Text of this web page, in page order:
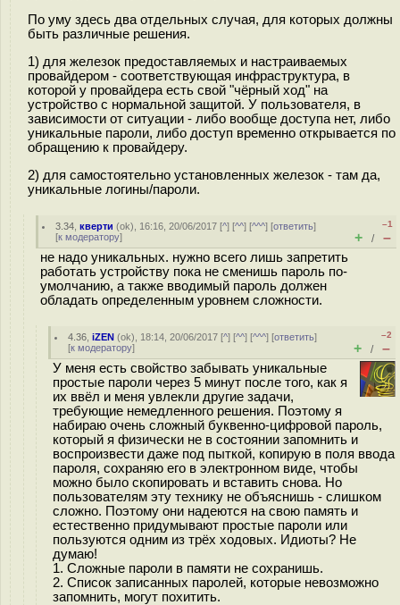
По уму здесь два отдельных случая, для которых должны
быть различные решения.
1) для железок предоставляемых и настраиваемых
провайдером - соответствующая инфраструктура, в
которой у провайдера есть свой "чёрный ход" на
устройство с нормальной защитой. У пользователя, в
зависимости от ситуации - либо вообще доступа нет, либо
уникальные пароли, либо доступ временно открывается по
обращению к провайдеру.
2) для самостоятельно установленных железок - там да,
уникальные логины/пароли.
3.34 ,кверти (ok), 16:16, 20/06/2017 [^] [^^] [^^^] [ответить]
[к модератору]
–1
+ / –
не надо уникальных. нужно всего лишь запретить
работать устройству пока не сменишь пароль по-
умолчанию, а также вводимый пароль должен
обладать определенным уровнем сложности.
4.36 ,iZEN (ok), 18:14, 20/06/2017 [^] [^^] [^^^] [ответить]
[к модератору]
–2
+ / –
У меня есть свойство забывать уникальные
простые пароли через 5 минут после того, как я
их ввёл и меня увлекли другие задачи,
требующие немедленного решения. Поэтому я
набираю очень сложный буквенно-цифровой пароль,
который я физически не в состоянии запомнить и
воспроизвести даже под пыткой, копирую в поля ввода
пароля, сохраняю его в электронном виде, чтобы
можно было скопировать и вставить снова. Но
пользователям эту технику не объяснишь - слишком
сложно. Поэтому они надеются на свою память и
естественно придумывают простые пароли или
пользуются одним из трёх ходовых. Идиоты? Не
думаю!
1. Сложные пароли в памяти не сохранишь.
2. Список записанных паролей, которые невозможно
запомнить, могут похитить.